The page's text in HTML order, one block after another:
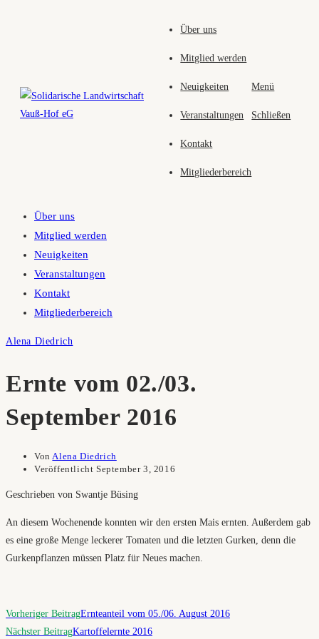
Über uns
Mitglied werden
Neuigkeiten
Veranstaltungen
Kontakt
Mitgliederbereich
Menü
Schließen
Über uns
Mitglied werden
Neuigkeiten
Veranstaltungen
Kontakt
Mitgliederbereich
Alena Diedrich
Ernte vom 02./03.
September 2016
Von Alena Diedrich
Veröffentlicht September 3, 2016
Geschrieben von Swantje Büsing
An diesem Wochenende konnten wir den ersten Mais ernten. Außerdem gab
es eine große Menge leckerer Tomaten und die letzten Gurken, denn die
Gurkenpflanzen müssen Platz für Neues machen.
Weitere
Artikel
Vorheriger BeitragErnteanteil vom 05./06. August 2016
Nächster BeitragKartoffelernte 2016